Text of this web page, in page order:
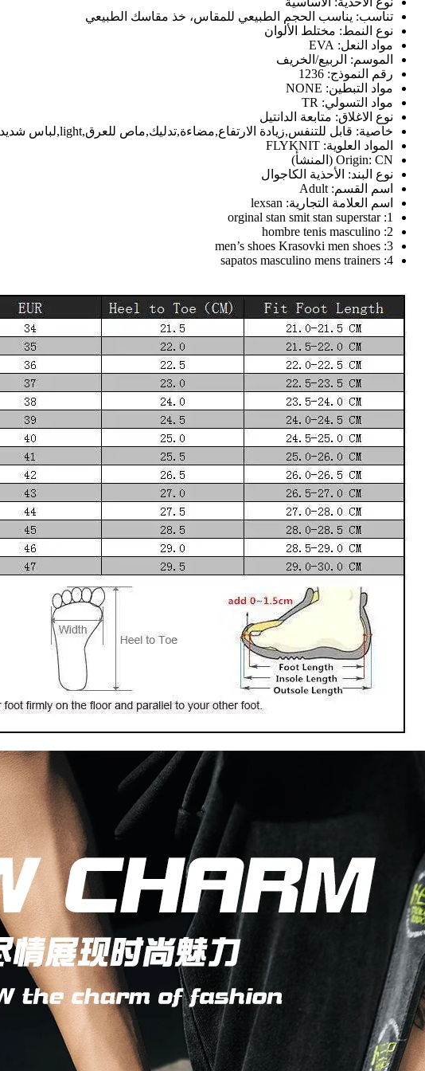
تناسب: يناسب الحجم الطبيعي للمقاس، خذ مقاسك الطبيعي
نوع النمط: مختلط الألوان
مواد النعل: EVA
الموسم: الربيع/الخريف
رقم النموذج: 1236
مواد التبطين: NONE
مواد التسولي: TR
نوع الاغلاق: متابعة الدانتيل
خاصية: قابل للتنفس,زيادة الارتفاع,مضاءة,تدليك,ماص للعرق,light,لباس شديد التحمل,مضاد للرائحة
المواد العلوية: FLYKNIT
Origin: CN (المنشأ)
نوع البند: الأحذية الكاجوال
اسم القسم:Adult
اسم العلامة التجارية: lexsan
1:
orginal stan smit stan superstar
2:
hombre tenis masculino
3:
men’s shoes Krasovki men shoes
4:
sapatos masculino mens trainers